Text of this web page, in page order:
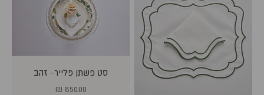
סט פשתן פלייר- זהב
מחיר מבצע
850.00 ₪